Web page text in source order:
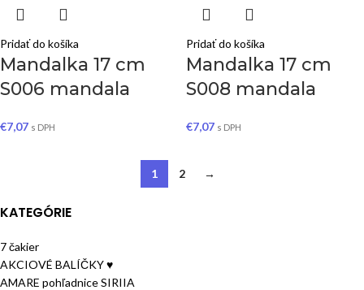
KATEGÓRIE
7 čakier
AKCIOVÉ BALÍČKY ♥
AMARE pohľadnice SIRIIA
Pridať do košíka
Mandalka 17 cm
S006 mandala
€7,07 s DPH
Pridať do košíka
Mandalka 17 cm
S008 mandala
€7,07 s DPH
1 2 →